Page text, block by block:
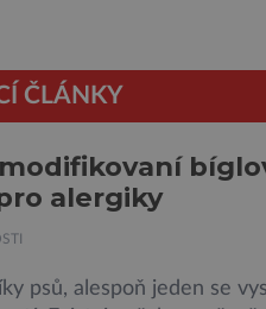
ČLÁNKY
alergiky
psů, alespoň jeden se